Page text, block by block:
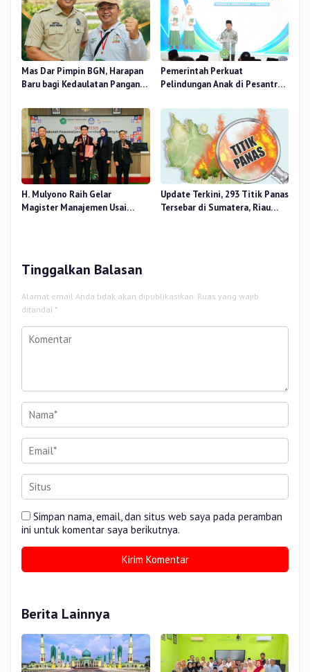
Mas Dar Pimpin BGN, Harapan
Baru bagi Kedaulatan Pangan
Pemerintah Perkuat
Pelindungan Anak di Pesantren
RANA
H. Mulyono Raih Gelar
Magister Manajemen Usai
Update Terkini, 293 Titik Panas
Tersebar di Sumatera, Riau
Tinggalkan Balasan
Alamat email Anda tidak akan dipublikasikan. Ruas yang wajib
ditandai *
Simpan nama, email, dan situs web saya pada peramban
ini untuk komentar saya berikutnya.
Berita Lainnya